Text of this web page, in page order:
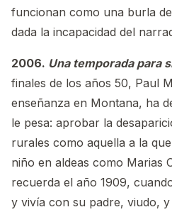
funcionan como una burla
dada la incapacidad del
2006. Una temporada para
finales de los años 50, Paul
enseñanza en Montana, ha
le pesa: aprobar la
rurales como aquella a la
niño en aldeas como Marias
recuerda el año 1909,
y vivía con su padre, viudo,